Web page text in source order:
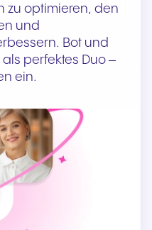
zu optimieren, den
und
Bot und
perfektes Duo –
ein.